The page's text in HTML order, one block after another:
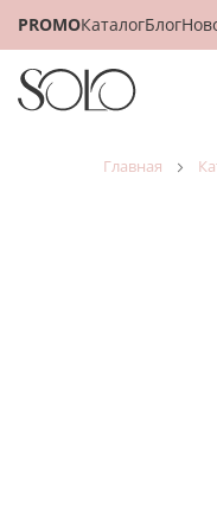
PROMOКаталогБлог
главная